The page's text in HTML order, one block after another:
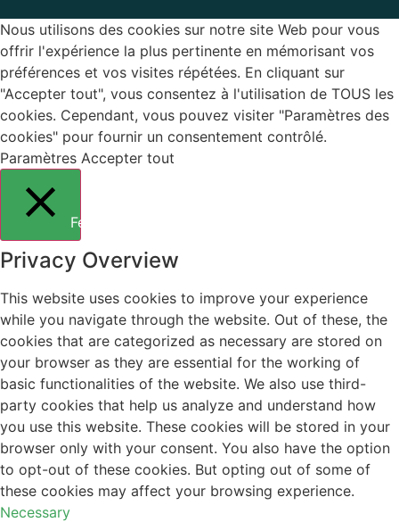
Nous utilisons des cookies sur notre site Web pour vous
offrir l'expérience la plus pertinente en mémorisant vos
préférences et vos visites répétées. En cliquant sur
"Accepter tout", vous consentez à l'utilisation de TOUS les
cookies. Cependant, vous pouvez visiter "Paramètres des
cookies" pour fournir un consentement contrôlé.
Paramètres Accepter tout
Fermer
Privacy Overview
This website uses cookies to improve your experience
while you navigate through the website. Out of these, the
cookies that are categorized as necessary are stored on
your browser as they are essential for the working of
basic functionalities of the website. We also use third-
party cookies that help us analyze and understand how
you use this website. These cookies will be stored in your
browser only with your consent. You also have the option
to opt-out of these cookies. But opting out of some of
these cookies may affect your browsing experience.
Necessary